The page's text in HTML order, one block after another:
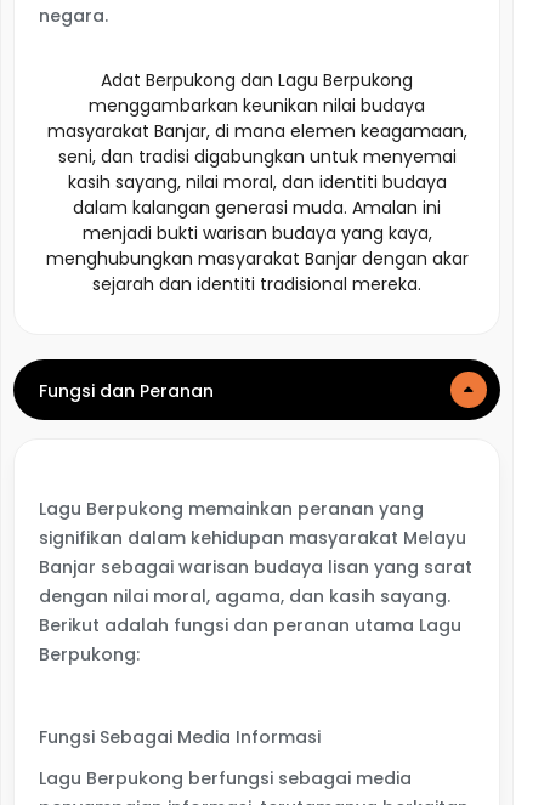
negara.
Adat Berpukong dan Lagu Berpukong
menggambarkan keunikan nilai budaya
masyarakat Banjar, di mana elemen keagamaan,
seni, dan tradisi digabungkan untuk menyemai
kasih sayang, nilai moral, dan identiti budaya
dalam kalangan generasi muda. Amalan ini
menjadi bukti warisan budaya yang kaya,
menghubungkan masyarakat Banjar dengan akar
sejarah dan identiti tradisional mereka.
Fungsi dan Peranan
Lagu Berpukong memainkan peranan yang
signifikan dalam kehidupan masyarakat Melayu
Banjar sebagai warisan budaya lisan yang sarat
dengan nilai moral, agama, dan kasih sayang.
Berikut adalah fungsi dan peranan utama Lagu
Berpukong:
Fungsi Sebagai Media Informasi
Lagu Berpukong berfungsi sebagai media